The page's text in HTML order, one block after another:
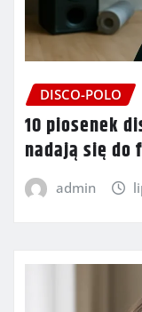
DISCO-POLO
10 piosenek
nadają się do
admin